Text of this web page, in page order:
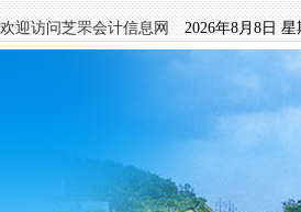
欢迎访问芝罘会计信息网 2026年8月8日